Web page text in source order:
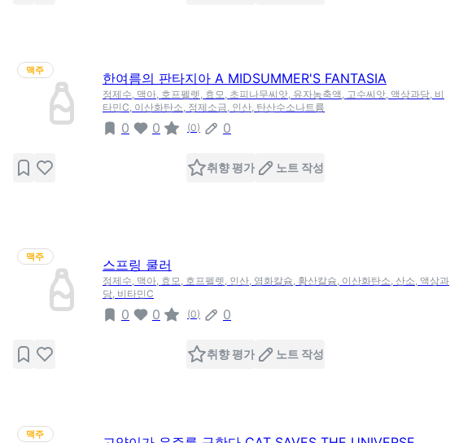
맥주
한여름의 판타지아 A MIDSUMMER'S FANTASIA
정제수, 맥아, 호프펠렛, 효모, 초피나무씨앗, 유자농축액, 고수씨앗, 액상과당, 비
타민C, 이산화탄소, 정제소금, 인산, 탄산수소나트륨
0 0 (0) 0
취향 평가 노트 작성
맥주
스프링 쿨러
정제수, 맥아, 효모, 호프펠렛, 인산, 염화칼슘, 황산칼슘, 이산화탄소, 산소, 액상과
당, 비타민C
0 0 (0) 0
취향 평가 노트 작성
맥주